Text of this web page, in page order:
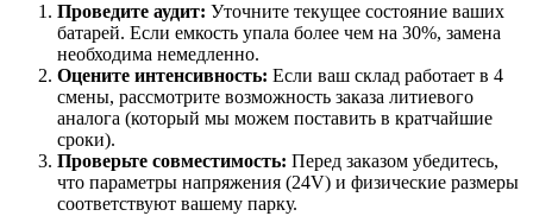
Проведите аудит: Уточните текущее состояние ваших
батарей. Если емкость упала более чем на 30%, замена
необходима немедленно.
Оцените интенсивность: Если ваш склад работает в 4
смены, рассмотрите возможность заказа литиевого
аналога (который мы можем поставить в кратчайшие
сроки).
Проверьте совместимость: Перед заказом убедитесь,
что параметры напряжения (24V) и физические размеры
соответствуют вашему парку.